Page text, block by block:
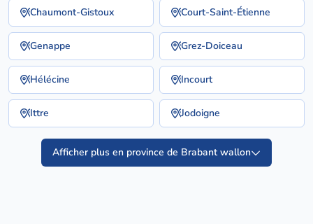
Chaumont-Gistoux Court-Saint-Étienne
Genappe Grez-Doiceau
Hélécine Incourt
Ittre Jodoigne
Afficher plus en province de Brabant wallon